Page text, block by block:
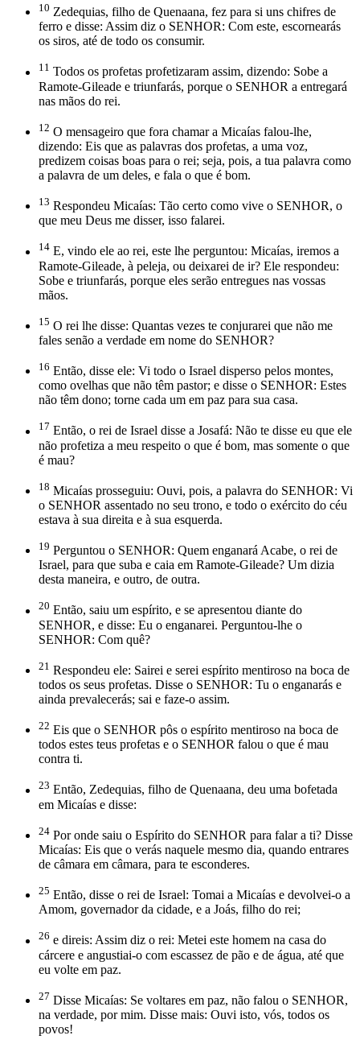
10 Zedequias, filho de Quenaana, fez para si uns chifres de
ferro e disse: Assim diz o SENHOR: Com este, escornearás
os siros, até de todo os consumir.
11 Todos os profetas profetizaram assim, dizendo: Sobe a
Ramote-Gileade e triunfarás, porque o SENHOR a entregará
nas mãos do rei.
12 O mensageiro que fora chamar a Micaías falou-lhe,
dizendo: Eis que as palavras dos profetas, a uma voz,
predizem coisas boas para o rei; seja, pois, a tua palavra como
a palavra de um deles, e fala o que é bom.
13 Respondeu Micaías: Tão certo como vive o SENHOR, o
que meu Deus me disser, isso falarei.
14 E, vindo ele ao rei, este lhe perguntou: Micaías, iremos a
Ramote-Gileade, à peleja, ou deixarei de ir? Ele respondeu:
Sobe e triunfarás, porque eles serão entregues nas vossas
mãos.
15 O rei lhe disse: Quantas vezes te conjurarei que não me
fales senão a verdade em nome do SENHOR?
16 Então, disse ele: Vi todo o Israel disperso pelos montes,
como ovelhas que não têm pastor; e disse o SENHOR: Estes
não têm dono; torne cada um em paz para sua casa.
17 Então, o rei de Israel disse a Josafá: Não te disse eu que ele
não profetiza a meu respeito o que é bom, mas somente o que
é mau?
18 Micaías prosseguiu: Ouvi, pois, a palavra do SENHOR: Vi
o SENHOR assentado no seu trono, e todo o exército do céu
estava à sua direita e à sua esquerda.
19 Perguntou o SENHOR: Quem enganará Acabe, o rei de
Israel, para que suba e caia em Ramote-Gileade? Um dizia
desta maneira, e outro, de outra.
20 Então, saiu um espírito, e se apresentou diante do
SENHOR, e disse: Eu o enganarei. Perguntou-lhe o
SENHOR: Com quê?
21 Respondeu ele: Sairei e serei espírito mentiroso na boca de
todos os seus profetas. Disse o SENHOR: Tu o enganarás e
ainda prevalecerás; sai e faze-o assim.
22 Eis que o SENHOR pôs o espírito mentiroso na boca de
todos estes teus profetas e o SENHOR falou o que é mau
contra ti.
23 Então, Zedequias, filho de Quenaana, deu uma bofetada
em Micaías e disse:
24 Por onde saiu o Espírito do SENHOR para falar a ti? Disse
Micaías: Eis que o verás naquele mesmo dia, quando entrares
de câmara em câmara, para te esconderes.
25 Então, disse o rei de Israel: Tomai a Micaías e devolvei-o a
Amom, governador da cidade, e a Joás, filho do rei;
26 e direis: Assim diz o rei: Metei este homem na casa do
cárcere e angustiai-o com escassez de pão e de água, até que
eu volte em paz.
27 Disse Micaías: Se voltares em paz, não falou o SENHOR,
na verdade, por mim. Disse mais: Ouvi isto, vós, todos os
povos!